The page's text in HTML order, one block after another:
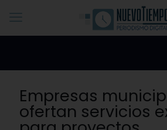
Empresas
ofertan servicios